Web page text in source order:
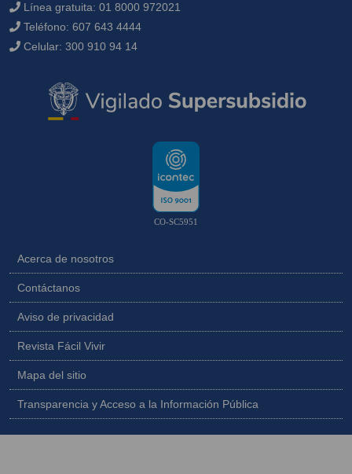
Línea gratuita: 01 8000 972021
Teléfono: 607 643 4444
Celular: 300 910 94 14
CO-SC5951
Acerca de nosotros
Contáctanos
Aviso de privacidad
Revista Fácil Vivir
Mapa del sitio
Transparencia y Acceso a la Información Pública